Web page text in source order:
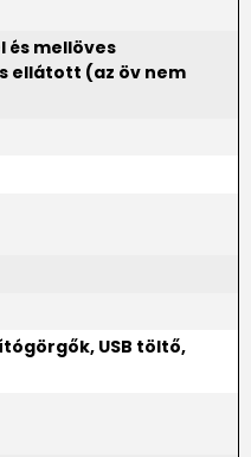
és mellöves
ellátott (az öv nem
USB töltő,